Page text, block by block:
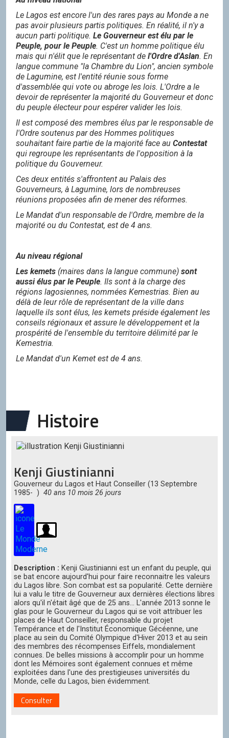
Le Lagos est encore l'un des rares pays au Monde a ne
pas avoir plusieurs partis politiques. En réalité, il n'y a
aucun parti politique. Le Gouverneur est élu par le
Peuple, pour le Peuple. C'est un homme politique élu
mais qui n'élit que le représentant de l'Ordre d'Aslan. En
langue commune "la Chambre du Lion", ancien symbole
de Lagumine, est l'entité réunie sous forme
d'assemblée qui vote ou abroge les lois. L'Ordre a le
devoir de représenter la majorité du Gouverneur et donc
du peuple électeur pour espérer valider les lois.
Il est composé des membres élus par le responsable de
l'Ordre soutenus par des Hommes politiques
souhaitant faire partie de la majorité face au Contestat
qui regroupe les représentants de l'opposition à la
politique du Gouverneur.
Ces deux entités s'affrontent au Palais des
Gouverneurs, à Lagumine, lors de nombreuses
réunions proposées afin de mener des réformes.
Le Mandat d'un responsable de l'Ordre, membre de la
majorité ou du Contestat, est de 4 ans.
Au niveau régional
Les kemets (maires dans la langue commune) sont
aussi élus par le Peuple. Ils sont à la charge des
régions lagosiennes, nommées Kemestrias. Bien au
délà de leur rôle de représentant de la ville dans
laquelle ils sont élus, les kemets préside également les
conseils régionaux et assure le développement et la
prospérité de l'ensemble du territoire délimité par le
Kemestria.
Le Mandat d'un Kemet est de 4 ans.
Histoire
Kenji Giustinianni
Gouverneur du Lagos et Haut Conseiller (13 Septembre
1985- ) 40 ans 10 mois 26 jours
Description : Kenji Giustinianni est un enfant du peuple, qui
se bat encore aujourd'hui pour faire reconnaitre les valeurs
du Lagos libre. Son combat est sa popularité. Cette dernière
lui a valu le titre de Gouverneur aux dernières élections libres
alors qu'il n'était âgé que de 25 ans... L'année 2013 sonne le
glas pour le Gouverneur du Lagos qui se voit attribuer les
places de Haut Conseiller, responsable du projet
Tempérance et de l'Institut Économique Gécéenne, une
place au sein du Comité Olympique d'Hiver 2013 et au sein
des membres des récompenses Eiffels, mondialement
connues. De belles missions à accomplir pour un homme
dont les Mémoires sont également connues et même
exploitées dans l'une des prestigieuses universités du
Monde, celle du Lagos, bien évidemment.
Consulter